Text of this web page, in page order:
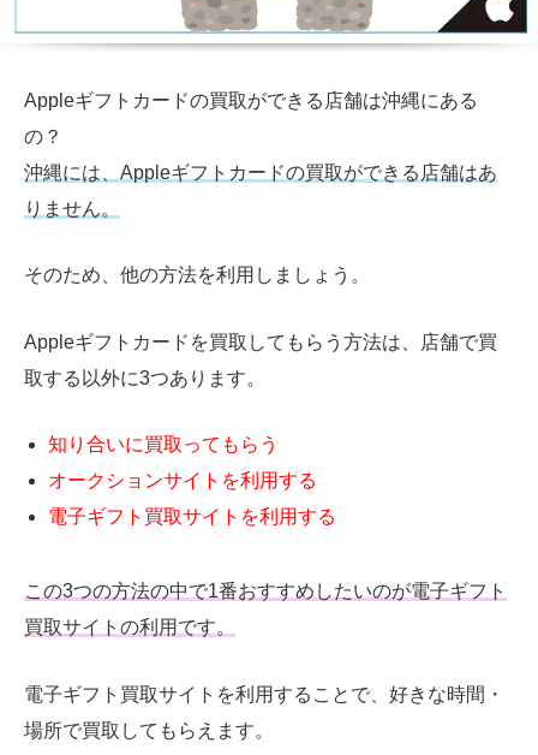
Appleギフトカードの買取ができる店舗は沖縄にある
の？
沖縄には、Appleギフトカードの買取ができる店舗はあ
りません。
そのため、他の方法を利用しましょう。
Appleギフトカードを買取してもらう方法は、店舗で買
取する以外に3つあります。
知り合いに買取ってもらう
オークションサイトを利用する
電子ギフト買取サイトを利用する
この3つの方法の中で1番おすすめしたいのが電子ギフト
買取サイトの利用です。
電子ギフト買取サイトを利用することで、好きな時間・
場所で買取してもらえます。